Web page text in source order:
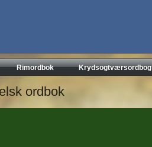
Rimordbok Krydsogtværsordbog
ordbok